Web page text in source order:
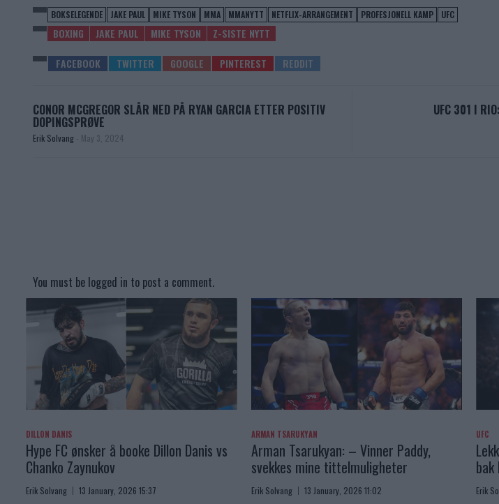
BOKSELEGENDE JAKE PAUL MIKE TYSON MMA MMANYTT NETFLIX-ARRANGEMENT PROFESJONELL KAMP UFC
BOXING JAKE PAUL MIKE TYSON Z-SISTE NYTT
CONOR MCGREGOR SLÅR NED PÅ RYAN GARCIA ETTER POSITIV
DOPINGSPRØVE
Erik Solvang - May 3, 2024
UFC 301 I
You must be logged in to post a comment.
DILLON DANIS
Hype FC ønsker å booke Dillon Danis vs
Chanko Zaynukov
Erik Solvang 13 January, 2026 15:37
ARMAN TSARUKYAN
Arman Tsarukyan: – Vinner Paddy,
svekkes mine tittelmuligheter
Erik Solvang 13 January, 2026 11:02
UFC
bak
Erik